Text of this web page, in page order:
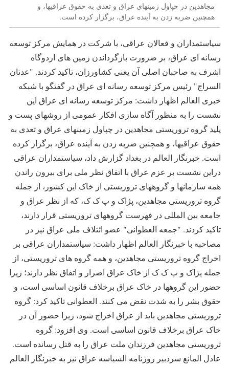
مجاهدین در چپاول زمینهای عراق و تعدی به حقوق عراقیها، و
همچنین ضربه زدن به آینده عراق، برگزار کرده است.
سیاستمداران و فعالان عراقی، با شرکت در همایش مرکز توسعه
رسانه ای عراق، بر ضرورت بازگرداندن زمین های اردوگاه
اشرف به صاحبان اصلی آن یعنی کشاورزان، تاکید کردند. "عدنان
السراج" رئیس مرکز توسعه رسانه ای عراق در گفتگو با شبکه
خبری العالم اظهار داشت: مرکز توسعه رسانه ای عراق این
نشست را به منظور آگاه سازی افکار عمومی از روشهای پست و
پلید گروه تروریستی مجاهدین در چپاول زمینهای عراق و تعدی به
حقوق عراقیها، و همچنین ضربه زدن به آینده عراق، برگزار کرده
است. خبرنگار العالم در بغداد گزارش داد، سیاستمداران عراقی
دراین نشست بر عزم عراق با اتفاق نظر ملی برای بیرون راندن
همه سازمانها و گروههای تروریستی از خاک این کشور، از جمله
گروه تروریستی مجاهدین، پژاک و پ ک ک، که از نظر عراق و
جامعه بین المللی در فهرست گروههای تروریستی قرار دارند،
تاکید کردند. "جمعه العطوانی" عضو ائتلاف ملی عراق نیز در
مصاحبه با خبرنگار العالم اظهار داشت: سیاستمداران عراقی بر
اخراج گروه تروریستی مجاهدین، و همه گروه های تروریستی، از
جمله پژاک و پ ک ک از خاک عراق اصرار و اتفاق نظر دارند؛ زیرا
حضور این گروهها در خاک عراق برخلاف قانون اساسی است، و
حقوق بشر را به شدت نقض می کنند. العطوانی تاکید کرد: گروه
تروریستی مجاهدین باید از عراق اخراج شود، زیرا حضور آن در
خاک عراق برخلاف قانون اساسی است. وی افزود: گروه
تروریستی مجاهدین فرزندان ملت عراق را به قتل رسانده است.
عادل المانع سردبیر روزنامه السیاسه عراق نیز به خبرنگار العالم